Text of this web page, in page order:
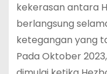
kekerasan antara
berlangsung
ketegangan yang
Pada Oktober